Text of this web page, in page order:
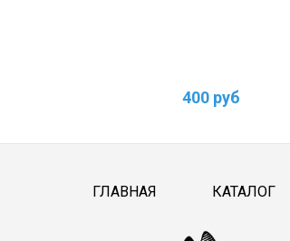
400 руб
ГЛАВНАЯ КАТАЛОГ